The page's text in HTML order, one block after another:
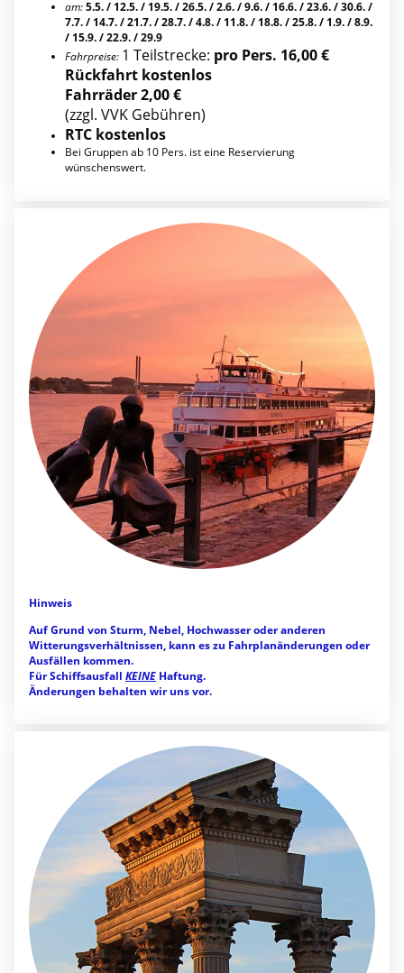
am:5.5. / 12.5. / 19.5. / 26.5. / 2.6. / 9.6. / 16.6. / 23.6. / 30.6. /
7.7. / 14.7. / 21.7. / 28.7. / 4.8. / 11.8. / 18.8. / 25.8. / 1.9. / 8.9.
/ 15.9. / 22.9. / 29.9
Fahrpreise: 1 Teilstrecke: pro Pers. 16,00 €
Rückfahrt kostenlos
Fahrräder 2,00 €
(zzgl. VVK Gebühren)
RTC kostenlos
Bei Gruppen ab 10 Pers. ist eine Reservierung
wünschenswert.
Hinweis
Auf Grund von Sturm, Nebel, Hochwasser oder anderen
Witterungsverhältnissen, kann es zu Fahrplanänderungen oder
Ausfällen kommen.
Für Schiffsausfall KEINE Haftung.
Änderungen behalten wir uns vor.